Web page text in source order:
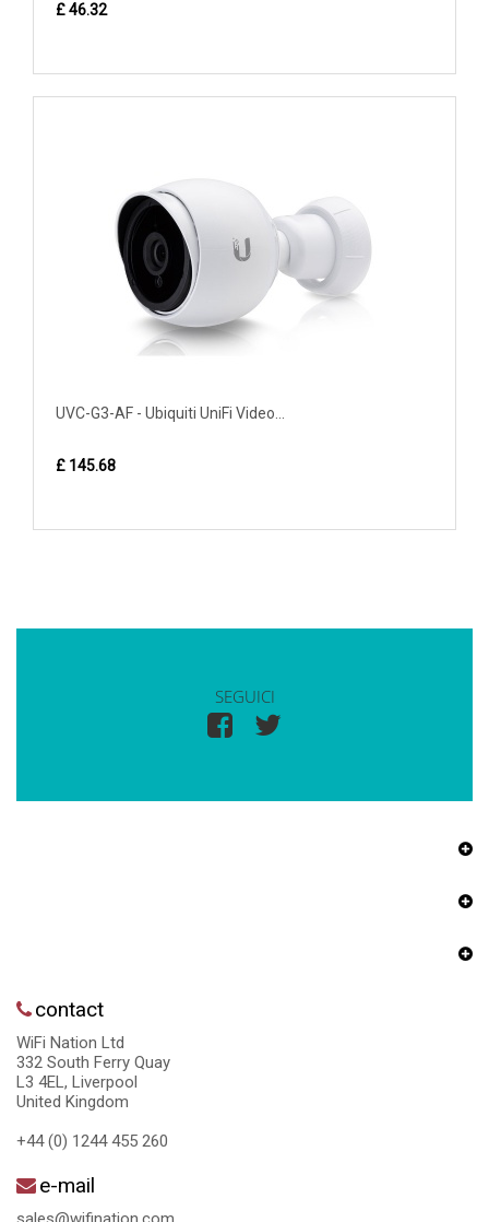
£ 46.32
UVC-G3-AF - Ubiquiti UniFi Video...
£ 145.68
SEGUICI
contact
WiFi Nation Ltd
332 South Ferry Quay
L3 4EL, Liverpool
United Kingdom
+44 (0) 1244 455 260
e-mail